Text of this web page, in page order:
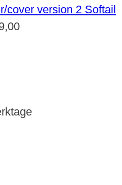
cover version 2 Softail